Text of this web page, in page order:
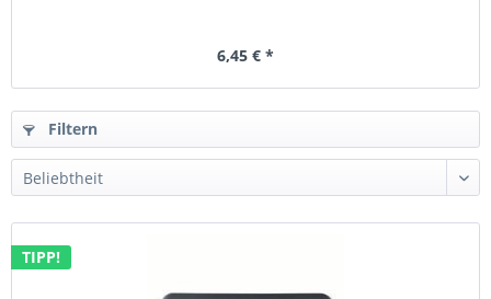
6,45 € *
Filtern
TIPP!